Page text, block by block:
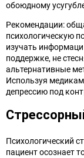
обоюдному
Рекомендации:
психологическую
изучать
поддержке, не
альтернативные
Используя
депрессию под
Психологический
пациент осознает